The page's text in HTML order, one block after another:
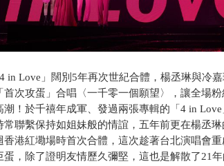
in Love」闊別5年再次世紀合體，楊丞琳與冷
首次攻蛋」合唱〈一千零一個願望〉，讓全場
潮！於千禧年成軍、發過兩張專輯的「4 in
常聯繫保持如姐妹般的情誼，五年前更在楊丞
香港紅墈場時首次合體，這次趁著台北演唱會
蛋，除了證明友情歷久彌堅，這也是解散了21